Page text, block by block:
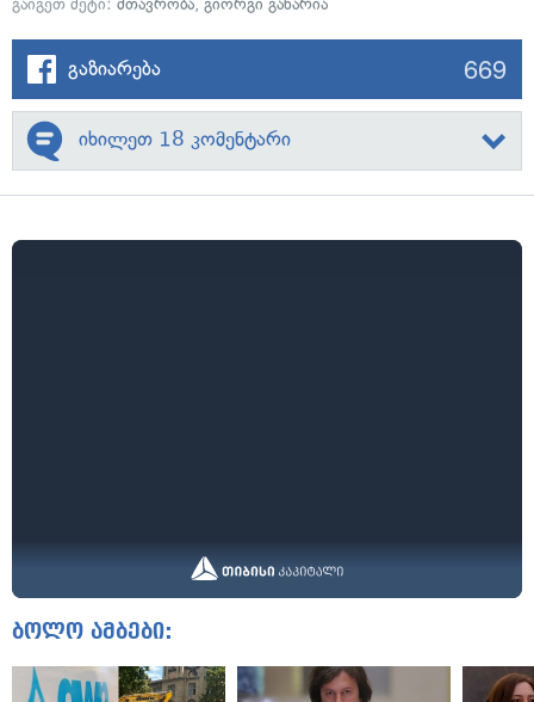
გაიგეთ მეტი: მთავრობა, გიორგი გახარია
გაზიარება 669
იხილეთ 18 კომენტარი
ბოლო ამბები: